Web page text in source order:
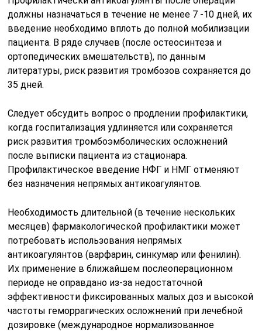
должны назначаться в течение не менее 7 -10 дней, их
введение необходимо вплоть до полной мобилизации
пациента. В ряде случаев (после остеосинтеза и
ортопедических вмешательств), по данным
литературы, риск развития тромбозов сохраняется до
35 дней.
Следует обсудить вопрос о продлении профилактики,
когда госпитализация удлиняется или сохраняется
риск развития тромбоэмболических осложнений
после выписки пациента из стационара.
Профилактическое введение НФГ и НМГ отменяют
без назначения непрямых антикоагулянтов.
Необходимость длительной (в течение нескольких
месяцев) фармакологической профилактики может
потребовать использования непрямых
антикоагулянтов (варфарин, синкумар или фенилин).
Их применение в ближайшем послеоперационном
периоде не оправдано из-за недостаточной
эффективности фиксированных малых доз и высокой
частоты геморрагических осложнений при лечебной
дозировке (международное нормализованное